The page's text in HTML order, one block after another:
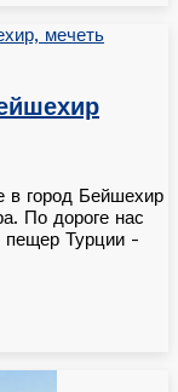
в город Бейшехир
По дороге нас
Турции -